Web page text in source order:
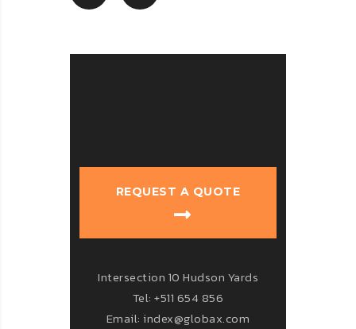
REQUEST A QUOTE
Intersection 10 Hudson Yards
Tel: +511 654 856
Email: index@globax.com